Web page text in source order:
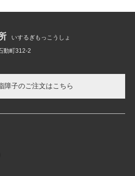
いするぎもっこうしょ
動町312-2
障子のご注文はこちら